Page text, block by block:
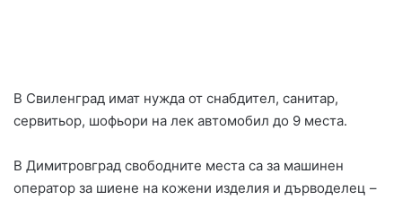
В Свиленград имат нужда от снабдител, санитар,
сервитьор, шофьори на лек автомобил до 9 места.
В Димитровград свободните места са за машинен
оператор за шиене на кожени изделия и дърводелец –